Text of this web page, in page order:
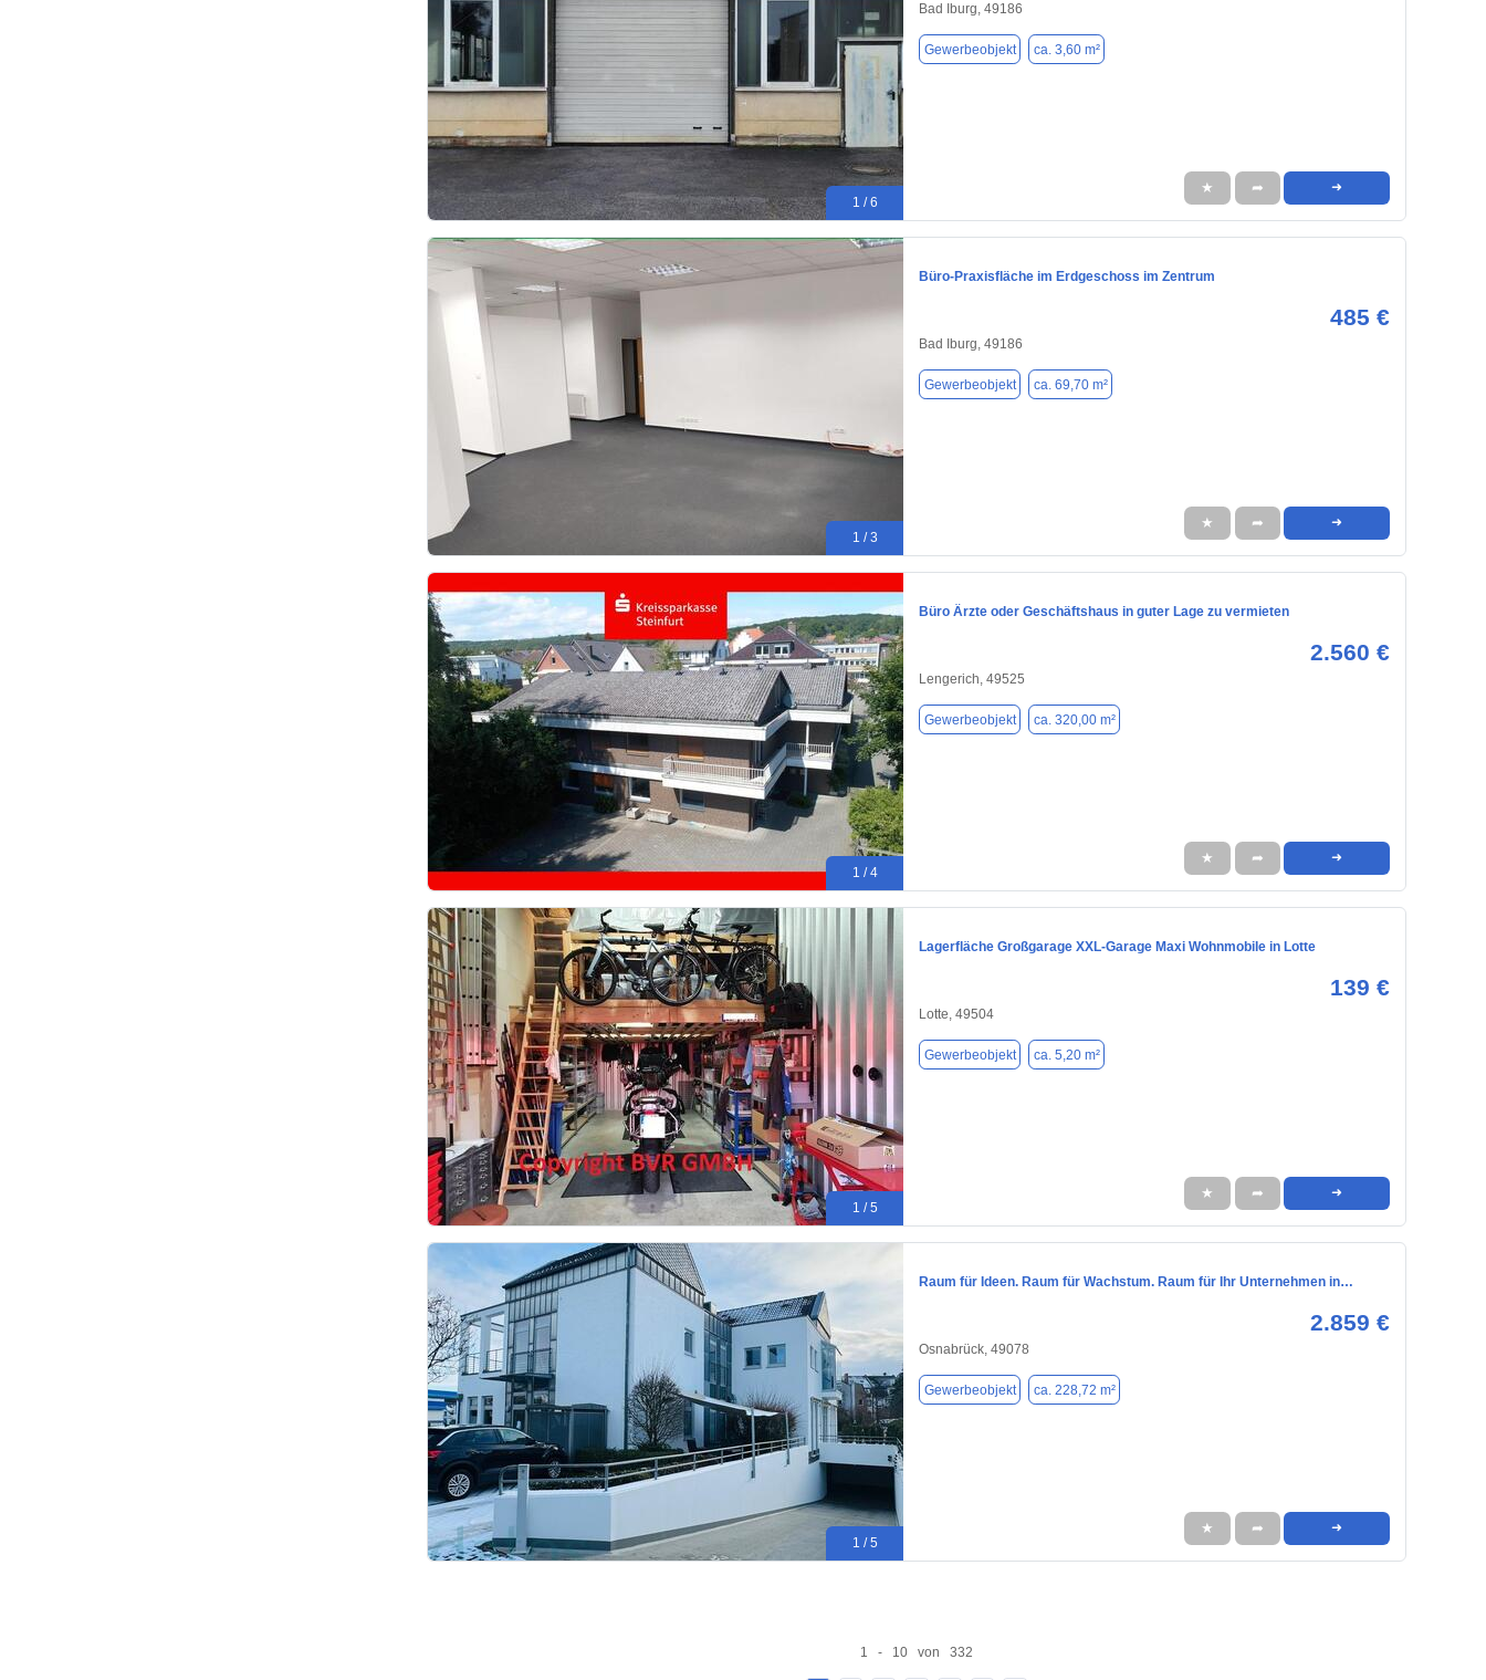
1 / 6
Bad Iburg, 49186
Gewerbeobjekt ca. 3,60 m²
★ ➦ ➜
1 / 3
Büro-Praxisfläche im Erdgeschoss im Zentrum
485 €
Bad Iburg, 49186
Gewerbeobjekt ca. 69,70 m²
★ ➦ ➜
1 / 4
Büro Ärzte oder Geschäftshaus in guter Lage zu vermieten
2.560 €
Lengerich, 49525
Gewerbeobjekt ca. 320,00 m²
★ ➦ ➜
1 / 5
Lagerfläche Großgarage XXL-Garage Maxi Wohnmobile in Lotte
139 €
Lotte, 49504
Gewerbeobjekt ca. 5,20 m²
★ ➦ ➜
1 / 5
Raum für Ideen. Raum für Wachstum. Raum für Ihr Unternehmen in…
2.859 €
Osnabrück, 49078
Gewerbeobjekt ca. 228,72 m²
★ ➦ ➜
1 - 10 von 332